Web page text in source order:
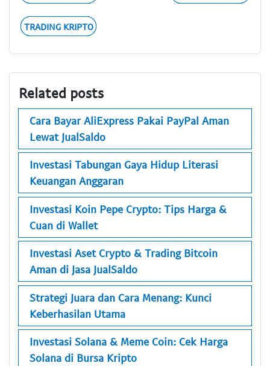
TRADING KRIPTO
Related posts
Cara Bayar AliExpress Pakai PayPal Aman
Lewat JualSaldo
Investasi Tabungan Gaya Hidup Literasi
Keuangan Anggaran
Investasi Koin Pepe Crypto: Tips Harga &
Cuan di Wallet
Investasi Aset Crypto & Trading Bitcoin
Aman di Jasa JualSaldo
Strategi Juara dan Cara Menang: Kunci
Keberhasilan Utama
Investasi Solana & Meme Coin: Cek Harga
Solana di Bursa Kripto